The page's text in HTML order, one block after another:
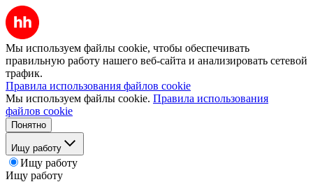
Мы используем файлы cookie, чтобы обеспечивать
правильную работу нашего веб-сайта и анализировать сетевой
трафик.
Правила использования файлов cookie
Мы используем файлы cookie. Правила использования
файлов cookie
Понятно
Ищу работу
Ищу работу
Ищу работу